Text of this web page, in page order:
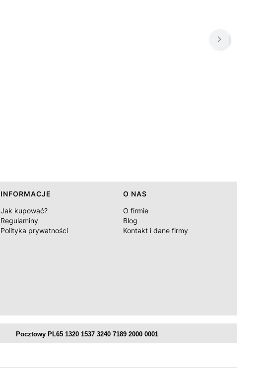
INFORMACJE
Jak kupować?
Regulaminy
Polityka prywatności
O NAS
O firmie
Blog
Kontakt i dane firmy
Pocztowy PL65 1320 1537 3240 7189 2000 0001